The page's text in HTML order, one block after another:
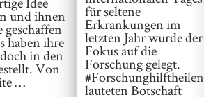
und ihnen
geschaffen
haben ihre
in den
Von
…
für seltene
Erkrankungen im
letzten Jahr wurde der
Fokus auf die
Forschung gelegt.
#Forschunghilftheilen
lauteten Botschaft